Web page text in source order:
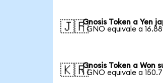
🇯🇵Gnosis Token a Yen
1 GNO equivale a
🇰🇷Gnosis Token a Won
1 GNO equivale a